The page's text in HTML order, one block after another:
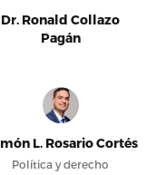
Dr. Ronald Collazo
Pagán
L. Rosario Cortés
Política y derecho